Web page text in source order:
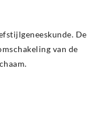
De
van de